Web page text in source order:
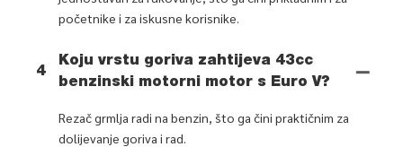
početnike i za iskusne korisnike.
4
Koju vrstu goriva zahtijeva 43cc
benzinski motorni motor s Euro V?
Rezač grmlja radi na benzin, što ga čini praktičnim za
dolijevanje goriva i rad.